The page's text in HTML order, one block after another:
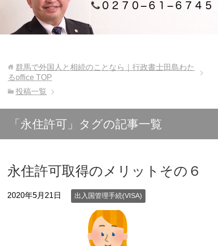
群馬で外国人と相続のことなら｜行政書士田島わた
るoffice TOP
投稿一覧
「永住許可」タグの記事一覧
永住許可取得のメリットその６
2020年5月21日 出入国管理手続(VISA)